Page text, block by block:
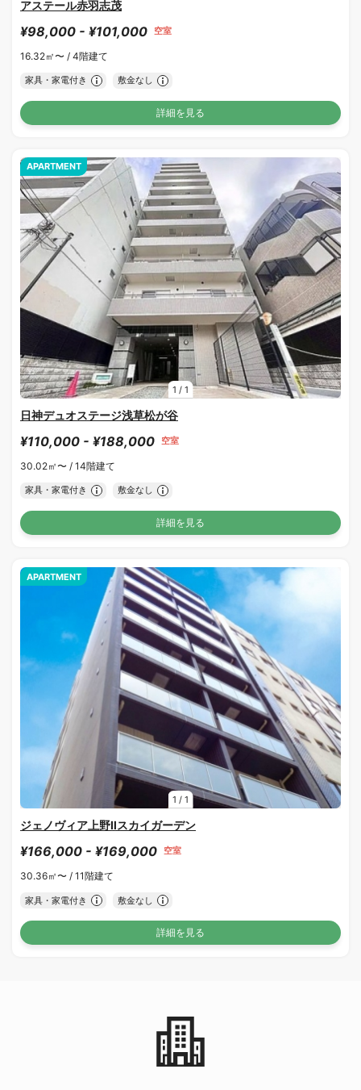
アステール赤羽志茂
¥98,000 - ¥101,000 空室
16.32㎡〜 / 4階建て
家具・家電付き 敷金なし
詳細を見る
1 / 1
APARTMENT
日神デュオステージ浅草松が谷
¥110,000 - ¥188,000 空室
30.02㎡〜 / 14階建て
家具・家電付き 敷金なし
詳細を見る
1 / 1
APARTMENT
ジェノヴィア上野Ⅱスカイガーデン
¥166,000 - ¥169,000 空室
30.36㎡〜 / 11階建て
家具・家電付き 敷金なし
詳細を見る